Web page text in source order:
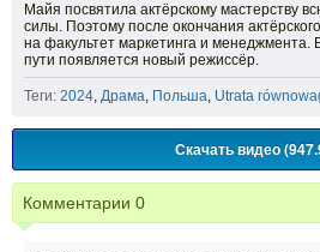
Майя посвятила актёрскому мастерству
силы. Поэтому после окончания
на факультет маркетинга и менеджмента.
пути появляется новый режиссёр.
Теги: 2024, Драма, Польша, Utrata
Скачать видео
Комментарии 0